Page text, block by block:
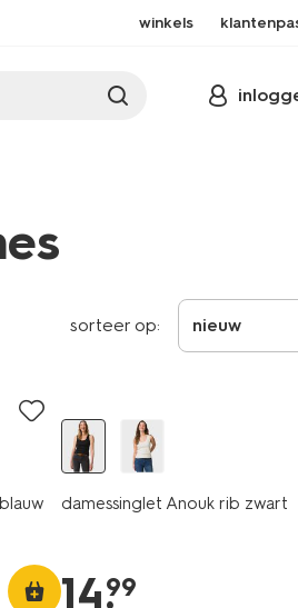
winkels
sorteer op: nieuw
damessinglet Anouk rib zwart
14.
99